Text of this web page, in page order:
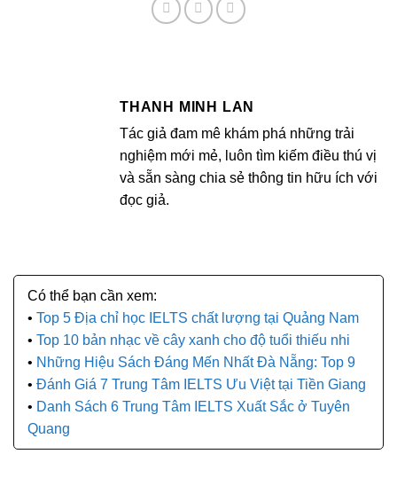
THANH MINH LAN
Tác giả đam mê khám phá những trải
nghiệm mới mẻ, luôn tìm kiếm điều thú vị
và sẵn sàng chia sẻ thông tin hữu ích với
đọc giả.
Top 5 Địa chỉ học IELTS chất lượng tại Quảng Nam
Top 10 bản nhạc về cây xanh cho độ tuổi thiếu nhi
Những Hiệu Sách Đáng Mến Nhất Đà Nẵng: Top 9
Đánh Giá 7 Trung Tâm IELTS Ưu Việt tại Tiền Giang
Danh Sách 6 Trung Tâm IELTS Xuất Sắc ở Tuyên
Quang